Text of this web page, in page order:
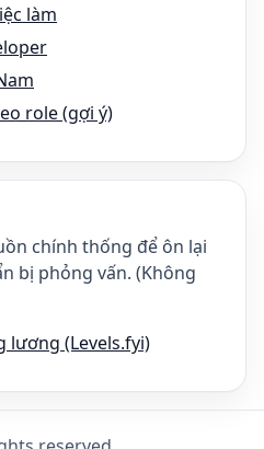
làm
role (gợi ý)
chính thống để ôn lại
bị phỏng vấn. (Không
lương (Levels.fyi)